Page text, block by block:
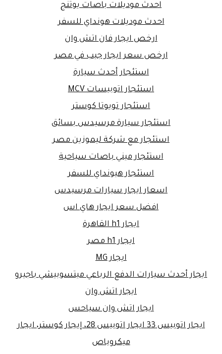
احدث موديلات باصات يوتنج
احدث موديلات هونداي للسفر
ارخص ايجار فان اتش وان
ارخص سعر ايجار جيب في مصر
استئجار أحدث سيارة
استئجار اتوبيسات MCV
استئجار تويوتا كوستر
استئجار سيارة مرسيدس بسائق
استئجار مع شركة ليموزين مصر
استئجار ميني باصات سياحية
استئجار هيونداي للسفر
اسعار ايجار سيارات مرسيدس
افضل سعر ايجار هاي اس
ايجار h1 القاهرة
ايجار h1 مصر
ايجار MG
ايجار أحدث سيارات الدفع الرباعي ميتسوبيشي باجيرو
ايجار اتش وان
ايجار اتش وان سياحس
ايجار اتوبيس 33 ايجار اتوبيس 28، إيجار كوستر، ايجار
ميكروباص